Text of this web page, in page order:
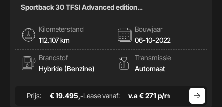
Sportback 30 TFSI Advanced edition
Kilometerstand
112.107 km
Bouwjaar
06-10-2022
Brandstof
Hybride (Benzine)
Transmissie
Automaat
Prijs: € 19.495,-Lease vanaf: v.a € 271 p/m